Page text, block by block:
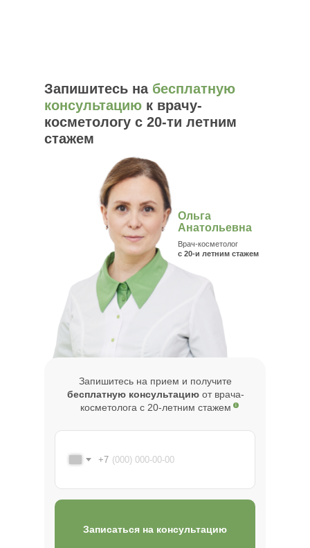
Запишитесь на бесплатную
консультацию к врачу-
косметологу с 20-ти летним
стажем
Ольга
Анатольевна
Врач-косметолог
с 20-и летним стажем
Запишитесь на прием и получите
бесплатную консультациюот врача-
косметолога с 20-летним стажем
+7
Записаться на консультацию